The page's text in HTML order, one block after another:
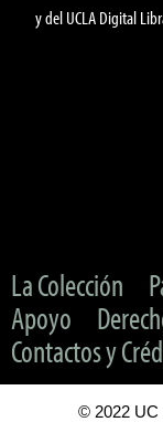
y del UCLA Digital
La Colección
Apoyo
Contactos y
© 2022 UC